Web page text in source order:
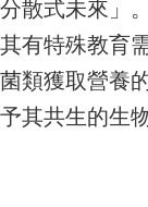
散式未來」。
有特殊教育
類獲取營養
其共生的生